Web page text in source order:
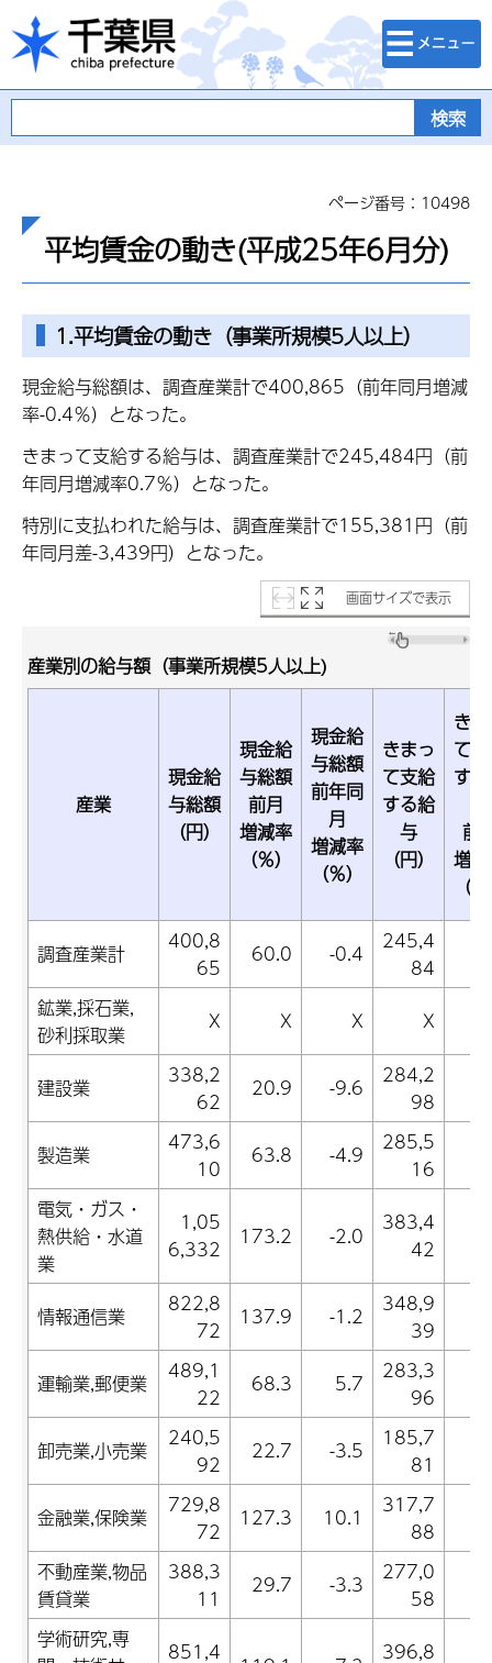
千葉県
検索・メニュ
ー
ページ番号：10498
平均賃金の動き(平成25年6月分)
1.平均賃金の動き（事業所規模5人以上）
現金給与総額は、調査産業計で400,865（前年同月増減
率-0.4％）となった。
きまって支給する給与は、調査産業計で245,484円（前
年同月増減率0.7％）となった。
特別に支払われた給与は、調査産業計で155,381円（前
年同月差-3,439円）となった。
画面サイズで表示
産業別の給与額（事業所規模5人以上)
産業
現金給
与総額
（円）
現金給
与総額
前月
増減率
（％）
現金給
与総額
前年同
月
増減率
（％）
きまっ
て支給
する給
与
（円）
き
て
す
前
増
（
調査産業計
400,8
65
60.0 -0.4
245,4
84
鉱業,採石業,
砂利採取業
X X X X
建設業
338,2
62
20.9 -9.6
284,2
98
製造業
473,6
10
63.8 -4.9
285,5
16
電気・ガス・
熱供給・水道
業
1,05
6,332
173.2 -2.0
383,4
42
情報通信業
822,8
72
137.9 -1.2
348,9
39
運輸業,郵便業
489,1
22
68.3 5.7
283,3
96
卸売業,小売業
240,5
92
22.7 -3.5
185,7
81
金融業,保険業
729,8
72
127.3 10.1
317,7
88
不動産業,物品
賃貸業
388,3
11
29.7 -3.3
277,0
58
学術研究,専
851,4
396,8